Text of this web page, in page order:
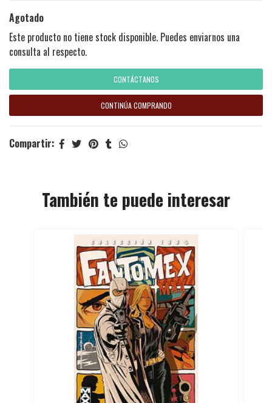
Agotado
Este producto no tiene stock disponible. Puedes enviarnos una
consulta al respecto.
CONTÁCTANOS
CONTINÚA COMPRANDO
Compartir:
También te puede interesar